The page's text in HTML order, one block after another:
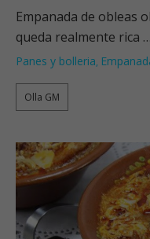
Empanada de obleas
queda realmente rica …
Panes y bolleria,
Olla GM